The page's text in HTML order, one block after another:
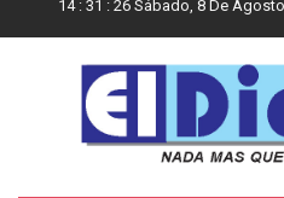
14: 31 : 27 Sábado, 8 De